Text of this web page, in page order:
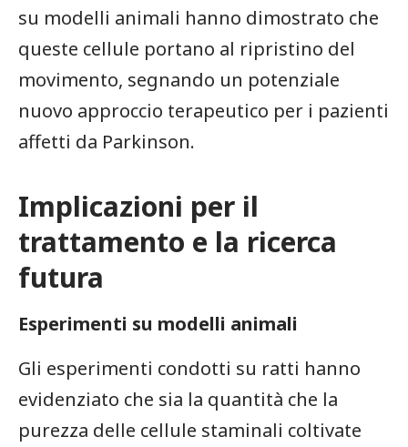
su modelli animali⁣ hanno dimostrato che
queste cellule portano al ripristino del
movimento, segnando un potenziale
nuovo approccio terapeutico per i pazienti
affetti da Parkinson.
Implicazioni per il
trattamento e la ricerca
futura
Esperimenti su modelli animali
Gli esperimenti condotti su ratti⁣ hanno
evidenziato che sia la quantità che la
purezza delle cellule staminali coltivate